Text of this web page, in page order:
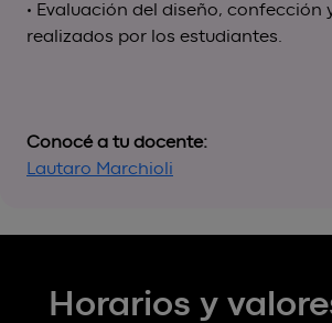
• Evaluación del diseño, confección
realizados por los estudiantes.
Conocé a tu docente:
Lautaro Marchioli
Horarios y